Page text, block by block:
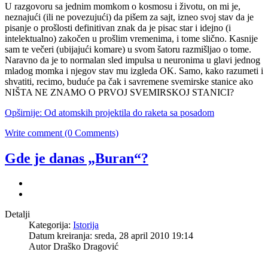
U razgovoru sa jednim momkom o kosmosu i životu, on mi je,
neznajući (ili ne povezujući) da pišem za sajt, izneo svoj stav da je
pisanje o prošlosti definitivan znak da je pisac star i idejno (i
intelektualno) zakočen u prošlim vremenima, i tome slično. Kasnije
sam te večeri (ubijajući komare) u svom šatoru razmišljao o tome.
Naravno da je to normalan sled impulsa u neuronima u glavi jednog
mladog momka i njegov stav mu izgleda OK. Samo, kako razumeti i
shvatiti, recimo, buduće pa čak i savremene svemirske stanice ako
NIŠTA NE ZNAMO O PRVOJ SVEMIRSKOJ STANICI?
Opširnije: Od atomskih projektila do raketa sa posadom
Write comment (0 Comments)
Gde je danas „Buran“?
Detalji
Kategorija: Istorija
Datum kreiranja: sreda, 28 april 2010 19:14
Autor Draško Dragović